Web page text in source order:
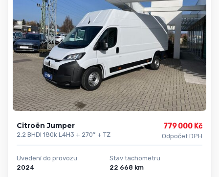
Citroën Jumper
2,2 BHDI 180k L4H3 + 270° + TZ
779 000 Kč
Odpočet DPH
Uvedení do provozu
2024
Stav tachometru
22 668 km